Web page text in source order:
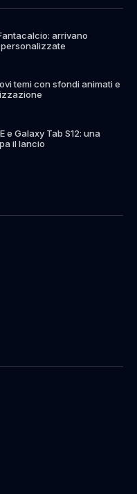
arrivano
personalizzate
temi con sfondi animati e
e Galaxy Tab S12: una
il lancio